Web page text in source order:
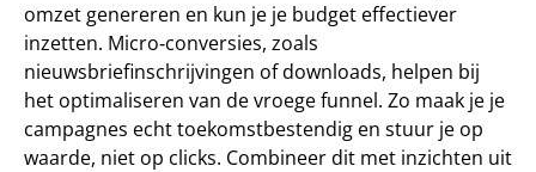
omzet genereren en kun je je budget effectiever
inzetten. Micro‑conversies, zoals
nieuwsbriefinschrijvingen of downloads, helpen bij
het optimaliseren van de vroege funnel. Zo maak je je
campagnes echt toekomstbestendig en stuur je op
waarde, niet op clicks. Combineer dit met inzichten uit